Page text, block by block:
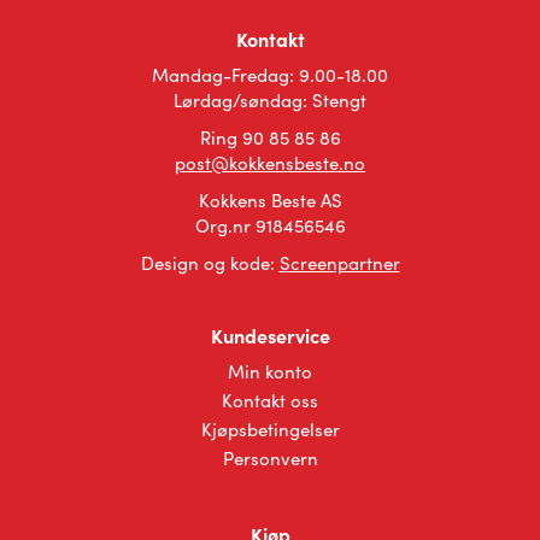
velges
på
produktsiden
Kontakt
Mandag-Fredag: 9.00-18.00
Lørdag/søndag: Stengt
Ring 90 85 85 86
post@kokkensbeste.no
Kokkens Beste AS
Org.nr 918456546
Design og kode: Screenpartner
Kundeservice
Min konto
Kontakt oss
Kjøpsbetingelser
Personvern
Kjøp